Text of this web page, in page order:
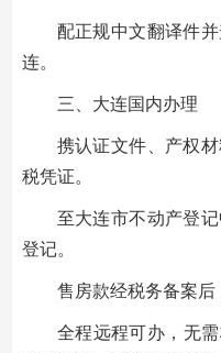
配正规中文翻译件
连。
三、大连国内办理
携认证文件、产权
税凭证。
至大连市不动产登
登记。
售房款经税务备案后
全程远程可办，无